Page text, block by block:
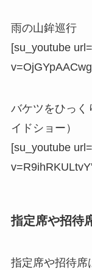
雨の山鉾巡行
[su_youtube
バケツをひっく
イドショー）
[su_youtube
指定席や招待
指定席や招待席